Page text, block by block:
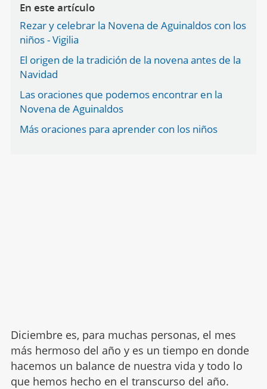
En este artículo
Rezar y celebrar la Novena de Aguinaldos con los
niños - Vigilia
El origen de la tradición de la novena antes de la
Navidad
Las oraciones que podemos encontrar en la
Novena de Aguinaldos
Más oraciones para aprender con los niños
Diciembre es, para muchas personas, el mes
más hermoso del año y es un tiempo en donde
hacemos un balance de nuestra vida y todo lo
que hemos hecho en el transcurso del año.